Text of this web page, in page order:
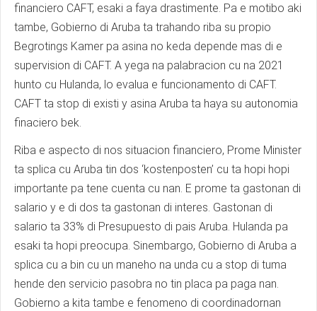
financiero CAFT, esaki a faya drastimente. Pa e motibo aki
tambe, Gobierno di Aruba ta trahando riba su propio
Begrotings Kamer pa asina no keda depende mas di e
supervision di CAFT. A yega na palabracion cu na 2021
hunto cu Hulanda, lo evalua e funcionamento di CAFT.
CAFT ta stop di existi y asina Aruba ta haya su autonomia
finaciero bek.
Riba e aspecto di nos situacion financiero, Prome Minister
ta splica cu Aruba tin dos ‘kostenposten’ cu ta hopi hopi
importante pa tene cuenta cu nan. E prome ta gastonan di
salario y e di dos ta gastonan di interes. Gastonan di
salario ta 33% di Presupuesto di pais Aruba. Hulanda pa
esaki ta hopi preocupa. Sinembargo, Gobierno di Aruba a
splica cu a bin cu un maneho na unda cu a stop di tuma
hende den servicio pasobra no tin placa pa paga nan.
Gobierno a kita tambe e fenomeno di coordinadornan